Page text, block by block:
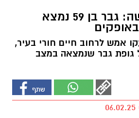
עוד מקרה קשה: גבר בן 59 נמצא
אמש לרחוב חיים חורי בעיר,
גופת גבר שנמצאה במצב